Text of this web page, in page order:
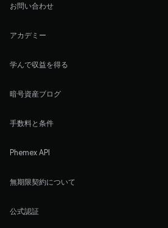
お問い合わせ
アカデミー
学んで収益を得る
暗号資産ブログ
手数料と条件
Phemex API
無期限契約について
公式認証